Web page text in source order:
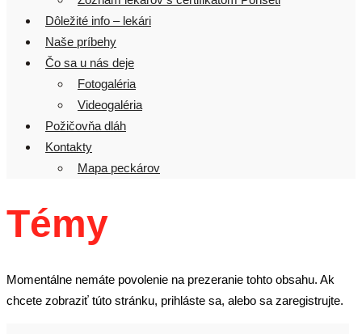
Dôležité info – lekári
Naše príbehy
Čo sa u nás deje
Fotogaléria
Videogaléria
Požičovňa dláh
Kontakty
Mapa peckárov
Témy
Momentálne nemáte povolenie na prezeranie tohto obsahu. Ak
chcete zobraziť túto stránku, prihláste sa, alebo sa zaregistrujte.